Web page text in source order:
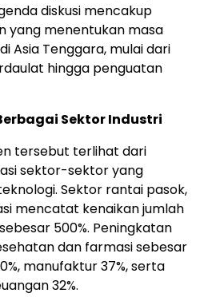
diskusi mencakup
yang menentukan masa
Asia Tenggara, mulai dari
hingga penguatan
Sektor Industri
tersebut terlihat dari
sektor-sektor yang
Sektor rantai pasok,
mencatat kenaikan jumlah
500%. Peningkatan
dan farmasi sebesar
manufaktur 37%, serta
32%.